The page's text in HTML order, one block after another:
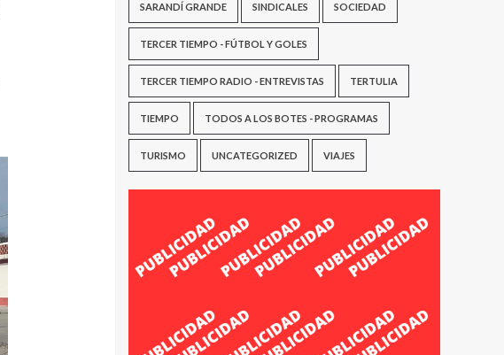
SARANDÍ GRANDE SINDICALES SOCIEDAD
TERCER TIEMPO - FÚTBOL Y GOLES
TERCER TIEMPO RADIO - ENTREVISTAS TERTULIA
TIEMPO TODOS A LOS BOTES - PROGRAMAS
TURISMO UNCATEGORIZED VIAJES